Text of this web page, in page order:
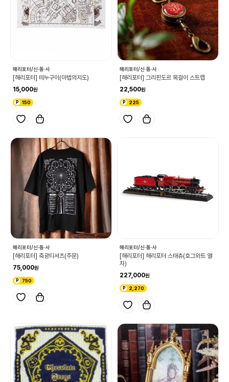
해리포터/신·동·사
[해리포터] 테누구이(마법의지도)
15,000
150
해리포터/신·동·사
[해리포터] 그리핀도르 목걸이 스트랩
22,500
225
해리포터/신·동·사
[해리포터] 축광티셔츠(주문)
75,000
750
해리포터/신·동·사
[해리포터] 해리포터 스태츄(호그와트 열
차)
227,000
2,270